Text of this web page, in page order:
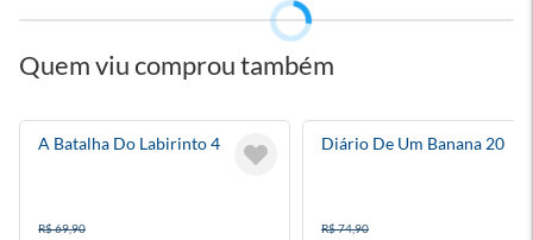
Quem viu comprou também
A Batalha Do Labirinto 4
R$ 69,90
Diário De Um Banana 20
R$ 74,90